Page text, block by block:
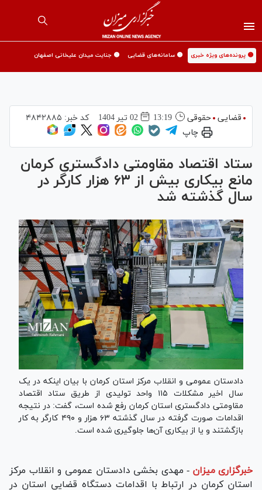
🟡 پرونده‌های ویژه خبری 🟡 سامانه‌های قضایی 🟡 جنایت میدان علیخانی اصفهان
قضایی حقوقی 13:19 02 تير 1404 کد خبر: ۴۸۴۲۸۸۵
چاپ
ستاد اقتصاد مقاومتی دادگستری کرمان
مانع بیکاری بیش از ۶٣ هزار کارگر در
سال گذشته شد
دادستان عمومی و انقلاب مرکز استان کرمان با بیان اینکه در یک
سال اخیر مشکلات ١١۵ واحد تولیدی از طریق ستاد اقتصاد
مقاومتی دادگستری استان کرمان رفع شده است، گفت: در نتیجه
اقدامات صورت گرفته در سال گذشته ۶٣ هزار و ۴٩٠ کارگر به کار
بازگشتند و یا از بیکاری آن‌ها جلوگیری شده است.
خبرگزاری میزان - مهدی بخشی دادستان عمومی و انقلاب مرکز
استان کرمان در ارتباط با اقدامات دستگاه قضایی استان در